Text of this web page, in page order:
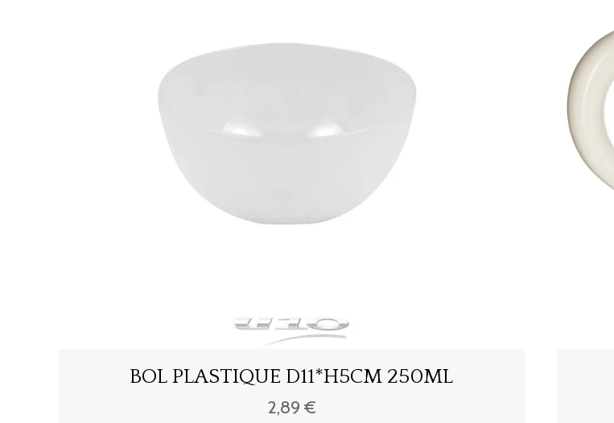
BOL PLASTIQUE D11*H5CM 250ML
2,89 €